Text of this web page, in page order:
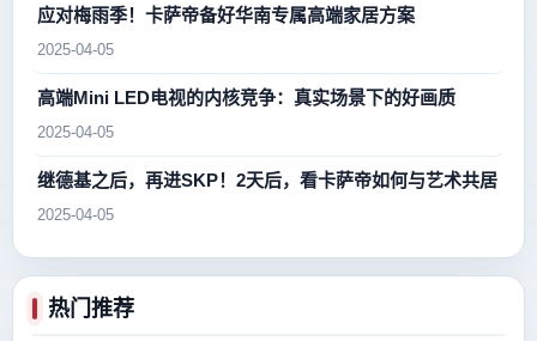
应对梅雨季！卡萨帝备好华南专属高端家居方案
2025-04-05
高端Mini LED电视的内核竞争：真实场景下的好画质
2025-04-05
继德基之后，再进SKP！2天后，看卡萨帝如何与艺术共居
2025-04-05
热门推荐